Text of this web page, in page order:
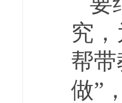
究
帮带
做”